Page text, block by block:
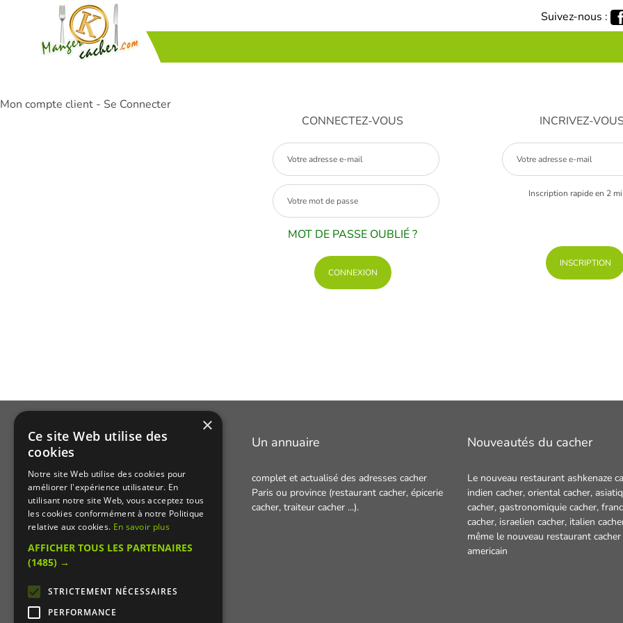
Suivez-nous :
Mon compte client - Se Connecter
CONNECTEZ-VOUS
MOT DE PASSE OUBLIÉ ?
INCRIVEZ-VOUS
Inscription rapide en 2
Manger Cacher
Cacher c'est quoi ?
Liens utiles
Qui sommes-nous ?
Presse
Un annuaire
complet et actualisé des adresses cacher
Paris ou province (restaurant cacher, épicerie
cacher, traiteur cacher ...).
Nouveautés du cacher
Le nouveau restaurant ashkenaze
indien cacher, oriental cacher,
cacher, gastronomiquie cacher,
cacher, israelien cacher, italien
même le nouveau restaurant cacher
americain
×
Ce site Web utilise des
cookies
Notre site Web utilise des cookies pour
améliorer l'expérience utilisateur. En
utilisant notre site Web, vous acceptez tous
les cookies conformément à notre Politique
relative aux cookies. En savoir plus
AFFICHER TOUS LES PARTENAIRES
(1485) →
STRICTEMENT NÉCESSAIRES
PERFORMANCE